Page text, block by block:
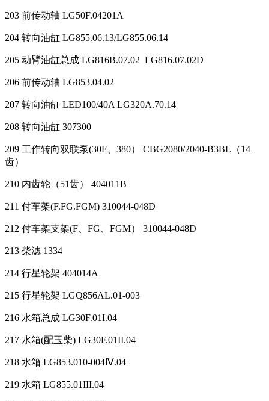
203 前传动轴 LG50F.04201A
204 转向油缸 LG855.06.13/LG855.06.14
205 动臂油缸总成 LG816B.07.02 LG816.07.02D
206 前传动轴 LG853.04.02
207 转向油缸 LED100/40A LG320A.70.14
208 转向油缸 307300
209 工作转向双联泵(30F、380） CBG2080/2040-B3BL（14
齿）
210 内齿轮（51齿） 404011B
211 付车架(F.FG.FGM) 310044-048D
212 付车架支架(F、FG、FGM） 310044-048D
213 柴滤 1334
214 行星轮架 404014A
215 行星轮架 LGQ856AL.01-003
216 水箱总成 LG30F.01I.04
217 水箱(配玉柴) LG30F.01II.04
218 水箱 LG853.010-004Ⅳ.04
219 水箱 LG855.01III.04